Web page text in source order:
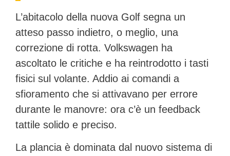
L’abitacolo della nuova Golf segna un
atteso passo indietro, o meglio, una
correzione di rotta. Volkswagen ha
ascoltato le critiche e ha reintrodotto i tasti
fisici sul volante. Addio ai comandi a
sfioramento che si attivavano per errore
durante le manovre: ora c’è un feedback
tattile solido e preciso.
La plancia è dominata dal nuovo sistema di